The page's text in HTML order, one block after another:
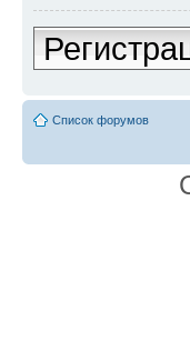
Список форумов